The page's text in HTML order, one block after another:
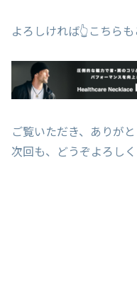
よろしければ👆こちらも
ご覧いただき、ありが
次回も、どうぞよろしく